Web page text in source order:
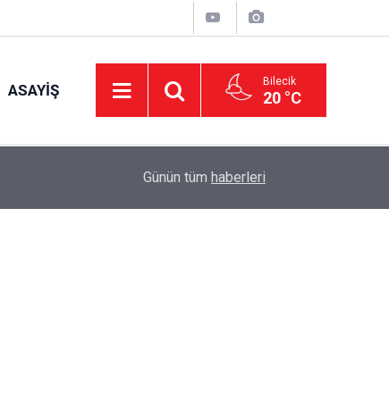
ASAYIŞ Bilecik
20 °C
CHP Genel Başkan Yardımcısı Erbay:
Günün tüm haberleri